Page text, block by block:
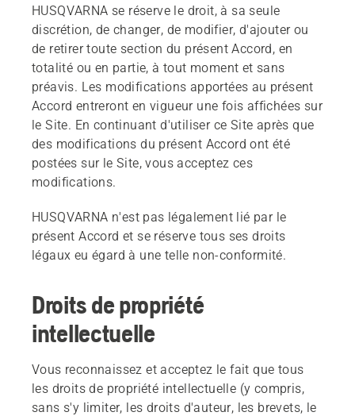
HUSQVARNA se réserve le droit, à sa seule
discrétion, de changer, de modifier, d'ajouter ou
de retirer toute section du présent Accord, en
totalité ou en partie, à tout moment et sans
préavis. Les modifications apportées au présent
Accord entreront en vigueur une fois affichées sur
le Site. En continuant d'utiliser ce Site après que
des modifications du présent Accord ont été
postées sur le Site, vous acceptez ces
modifications.
HUSQVARNA n'est pas légalement lié par le
présent Accord et se réserve tous ses droits
légaux eu égard à une telle non-conformité.
Droits de propriété
intellectuelle
Vous reconnaissez et acceptez le fait que tous
les droits de propriété intellectuelle (y compris,
sans s'y limiter, les droits d'auteur, les brevets, le